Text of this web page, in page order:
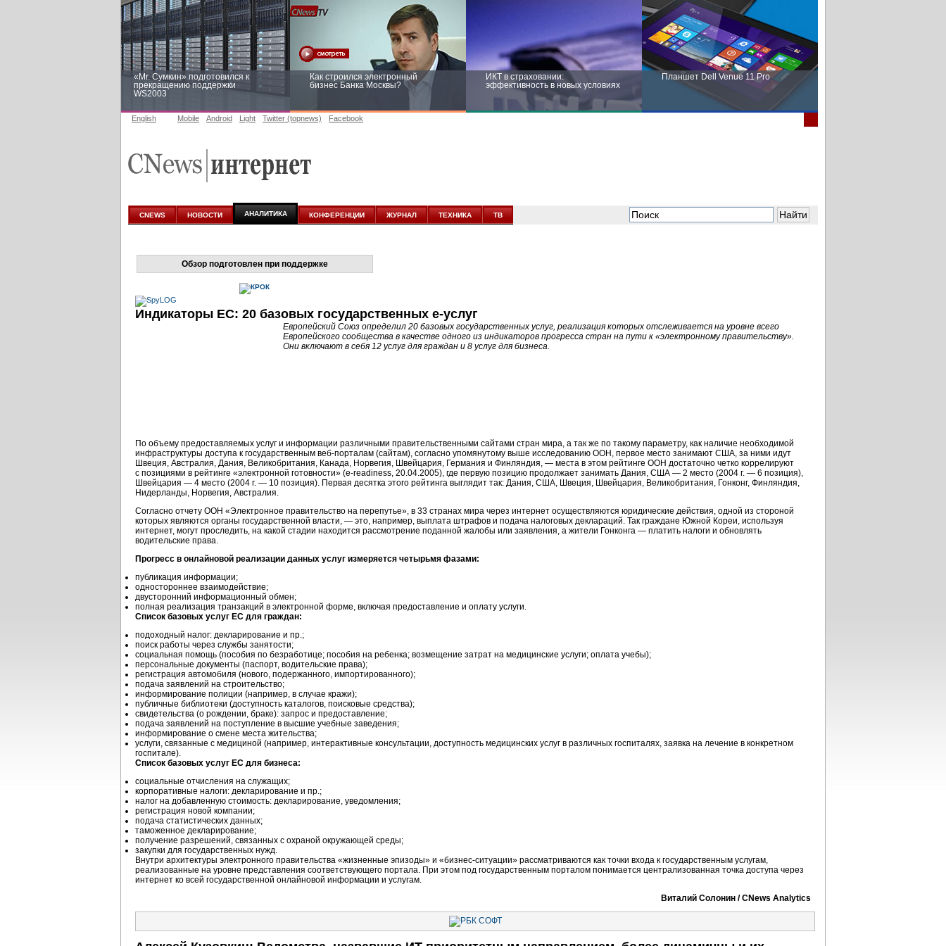
«Mr. Сумкин» подготовился к
прекращению поддержки
WS2003
Как строился электронный
бизнес Банка Москвы?
ИКТ в страховании:
эффективность в новых условиях
Планшет Dell Venue 11 Pro
аналитике
новых условиях
English Mobile Android Light Twitter (topnews) Facebook
CNEWS НОВОСТИ АНАЛИТИКА КОНФЕРЕНЦИИ ЖУРНАЛ ТЕХНИКА ТВ
Обзор подготовлен при поддержке
Индикаторы ЕС: 20 базовых государственных е-услуг
Европейский Союз определил 20 базовых государственных услуг, реализация которых отслеживается на уровне всего
Европейского сообщества в качестве одного из индикаторов прогресса стран на пути к «электронному правительству».
Они включают в себя 12 услуг для граждан и 8 услуг для бизнеса.
По объему предоставляемых услуг и информации различными правительственными сайтами стран мира, а так же по такому параметру, как наличие необходимой
инфраструктуры доступа к государственным веб-порталам (сайтам), согласно упомянутому выше исследованию ООН, первое место занимают США, за ними идут
Швеция, Австралия, Дания, Великобритания, Канада, Норвегия, Швейцария, Германия и Финляндия, — места в этом рейтинге ООН достаточно четко коррелируют
с позициями в рейтинге «электронной готовности» (e-readiness, 20.04.2005), где первую позицию продолжает занимать Дания, США — 2 место (2004 г. — 6 позиция),
Швейцария — 4 место (2004 г. — 10 позиция). Первая десятка этого рейтинга выглядит так: Дания, США, Швеция, Швейцария, Великобритания, Гонконг, Финляндия,
Нидерланды, Норвегия, Австралия.
Согласно отчету ООН «Электронное правительство на перепутье», в 33 странах мира через интернет осуществляются юридические действия, одной из стороной
которых являются органы государственной власти, — это, например, выплата штрафов и подача налоговых деклараций. Так граждане Южной Кореи, используя
интернет, могут проследить, на какой стадии находится рассмотрение поданной жалобы или заявления, а жители Гонконга — платить налоги и обновлять
водительские права.
Прогресс в онлайновой реализации данных услуг измеряется четырьмя фазами:
публикация информации;
одностороннее взаимодействие;
двусторонний информационный обмен;
полная реализация транзакций в электронной форме, включая предоставление и оплату услуги.
Список базовых услуг ЕС для граждан:
подоходный налог: декларирование и пр.;
поиск работы через службы занятости;
социальная помощь (пособия по безработице; пособия на ребенка; возмещение затрат на медицинские услуги; оплата учебы);
персональные документы (паспорт, водительские права);
регистрация автомобиля (нового, подержанного, импортированного);
подача заявлений на строительство;
информирование полиции (например, в случае кражи);
публичные библиотеки (доступность каталогов, поисковые средства);
свидетельства (о рождении, браке): запрос и предоставление;
подача заявлений на поступление в высшие учебные заведения;
информирование о смене места жительства;
услуги, связанные с медициной (например, интерактивные консультации, доступность медицинских услуг в различных госпиталях, заявка на лечение в конкретном
госпитале).
Список базовых услуг ЕС для бизнеса:
социальные отчисления на служащих;
корпоративные налоги: декларирование и пр.;
налог на добавленную стоимость: декларирование, уведомления;
регистрация новой компании;
подача статистических данных;
таможенное декларирование;
получение разрешений, связанных с охраной окружающей среды;
закупки для государственных нужд.
Внутри архитектуры электронного правительства «жизненные эпизоды» и «бизнес-ситуации» рассматриваются как точки входа к государственным услугам,
реализованные на уровне представления соответствующего портала. При этом под государственным порталом понимается централизованная точка доступа через
интернет ко всей государственной онлайновой информации и услугам.
Виталий Солонин / CNews Analytics